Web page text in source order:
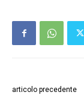
articolo precedente